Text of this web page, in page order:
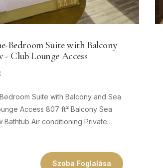
Bedroom Suite with Balcony
- Club Lounge Access
Suite with Balcony and Sea
Access 807 ft² Balcony Sea
Bathtub Air conditioning Private
Szoba Foglalása